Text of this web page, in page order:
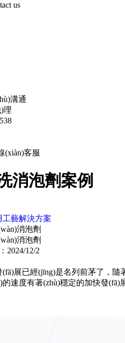
us
溝通
理
(xiàn)客服
消泡劑案例
工藝解決方案
消泡劑
消泡劑
2024/12/2
展已經(jīng)是名列前茅了
的速度有著(zhù)穩定的加快發(fā)